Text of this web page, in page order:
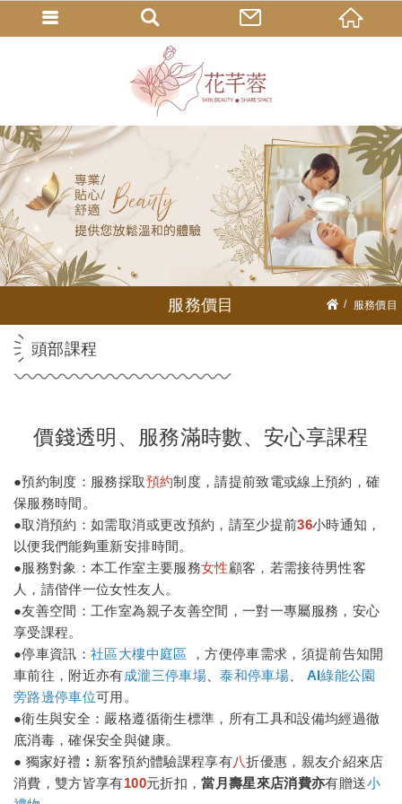
服務價目 服務價目
頭部課程
價錢透明、服務滿時數、安心享課程
●預約制度：服務採取預約制度，請提前致電或線上預約，確
保服務時間。
●取消預約：如需取消或更改預約，請至少提前36小時通知，
以便我們能夠重新安排時間。
●服務對象：本工作室主要服務女性顧客，若需接待男性客
人，請偕伴一位女性友人。
●友善空間：工作室為親子友善空間，一對一專屬服務，安心
享受課程。
●停車資訊：社區大樓中庭區 ，方便停車需求，須提前告知開
車前往，附近亦有成瀧三停車場、泰和停車場
AI綠能公園
旁路邊停車位可用 。
●衛生與安全：嚴格遵循衛生標準，所有工具和設備均經過徹
底消毒，確保安全與健康。
● 獨家好禮 ： 新客預約體驗課程享有八折優惠，親友介紹來店
消費，雙方皆享有100元折扣，當月壽星來店消費亦有贈送小